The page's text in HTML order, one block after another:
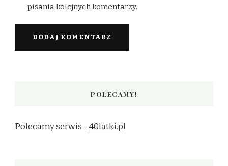
pisania kolejnych komentarzy.
POLECAMY!
Polecamy serwis -40latki.pl